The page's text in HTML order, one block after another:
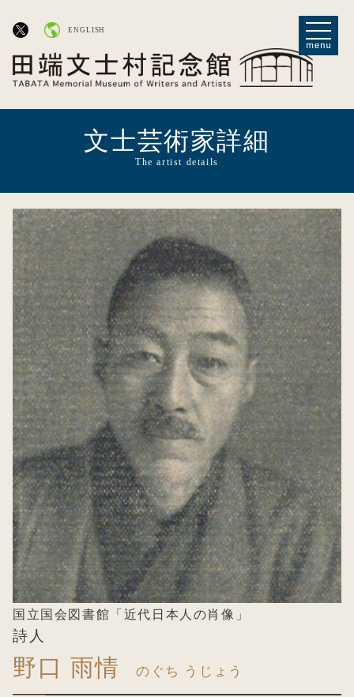
ENGLISH
文士芸術家詳細
The artist details
国立国会図書館「近代日本人の肖像」
詩人
野口 雨情 のぐち うじょう